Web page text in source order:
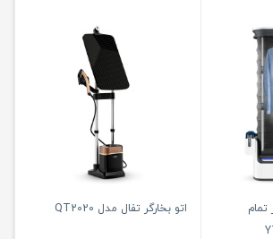
تمام
اتو بخارگر تفال مدل QT2020